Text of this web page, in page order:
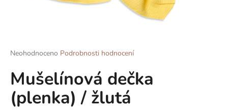
Průměrné
produktu
je
0,0
z
Neohodnoceno Podrobnosti hodnocení
Mušelínová dečka
(plenka) / žlutá
t